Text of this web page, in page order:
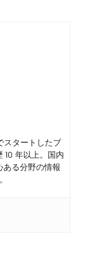
スタートしたブ
10 年以上。国内
ある分野の情報